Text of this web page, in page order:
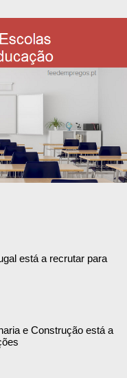
está a recrutar para
e Construção está a